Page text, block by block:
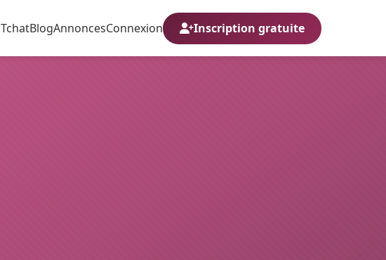
TchatBlogAnnoncesConnexion Inscription gratuite